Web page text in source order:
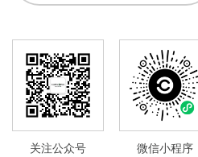
关注公众号 微信小程序